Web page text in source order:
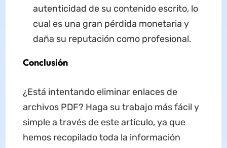
autenticidad de su contenido escrito, lo
cual es una gran pérdida monetaria y
daña su reputación como profesional.
Conclusión
¿Está intentando eliminar enlaces de
archivos PDF? Haga su trabajo más fácil y
simple a través de este artículo, ya que
hemos recopilado toda la información